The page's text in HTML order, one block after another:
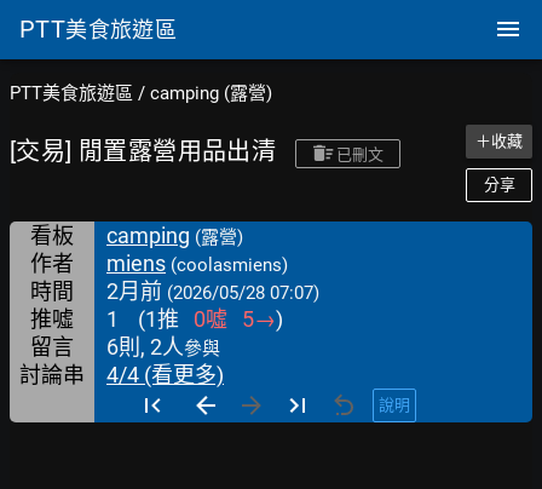
PTT美食旅遊區
PTT美食旅遊區 / camping (露營)
[交易] 閒置露營用品出清 已刪文
＋收藏
分享
看板 camping (露營)
作者 miens (coolasmiens)
時間 2月前 (2026/05/28 07:07)
推噓 1 (1推 0噓 5→)
留言
6則, 2人參與
討論串 4/4 (看更多)
說明